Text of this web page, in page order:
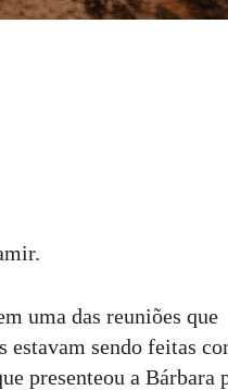
uma das reuniões que
estavam sendo feitas
presenteou a Bárbara